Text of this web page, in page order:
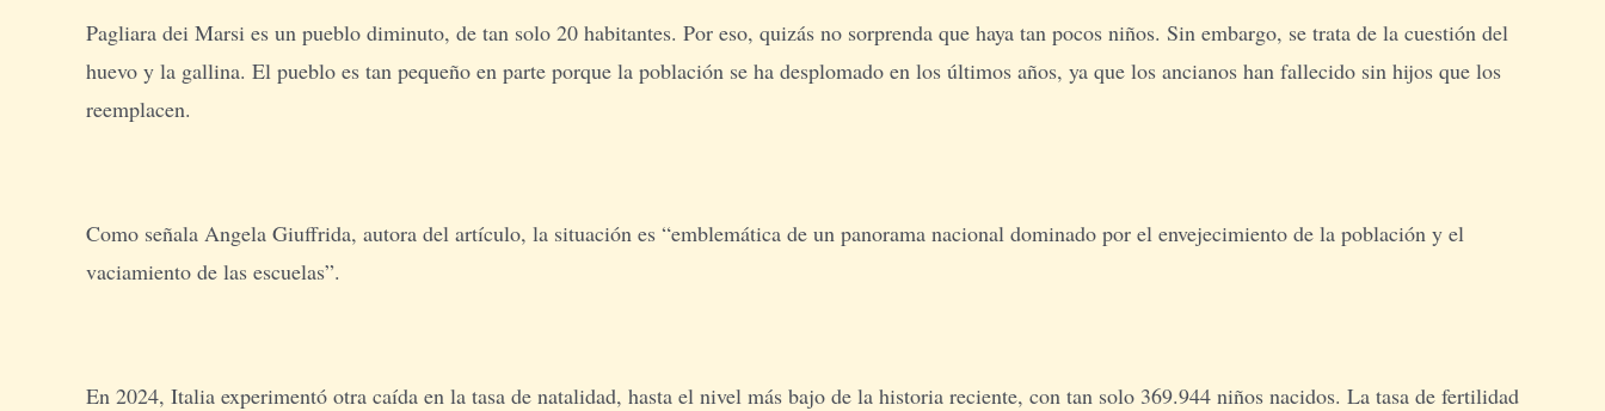
Pagliara dei Marsi es un pueblo diminuto, de tan solo 20 habitantes. Por eso, quizás no sorprenda que haya tan pocos niños. Sin embargo, se trata de la cuestión del
huevo y la gallina. El pueblo es tan pequeño en parte porque la población se ha desplomado en los últimos años, ya que los ancianos han fallecido sin hijos que los
reemplacen.
Como señala Angela Giuffrida, autora del artículo, la situación es “emblemática de un panorama nacional dominado por el envejecimiento de la población y el
vaciamiento de las escuelas”.
En 2024, Italia experimentó otra caída en la tasa de natalidad, hasta el nivel más bajo de la historia reciente, con tan solo 369.944 niños nacidos. La tasa de fertilidad